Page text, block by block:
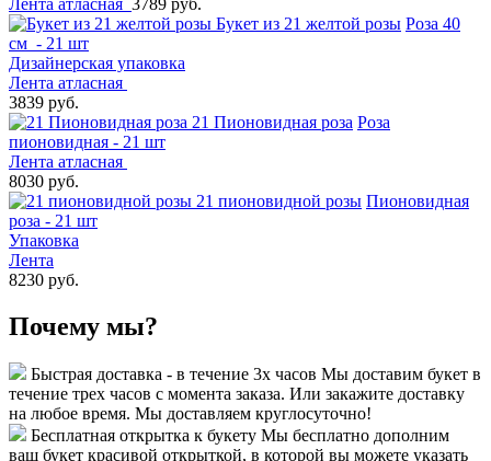
Букет из 21 желтой розы Роза 40
см - 21 шт
Дизайнерская упаковка
Лента атласная
3839 руб.
21 Пионовидная роза Роза
пионовидная - 21 шт
Лента атласная
8030 руб.
21 пионовидной розы Пионовидная
роза - 21 шт
Упаковка
Лента
8230 руб.
Почему мы?
Быстрая доставка - в течение 3х часов Мы доставим букет в
течение трех часов с момента заказа. Или закажите доставку
на любое время. Мы доставляем круглосуточно!
Бесплатная открытка к букету Мы бесплатно дополним
ваш букет красивой открыткой, в которой вы можете указать